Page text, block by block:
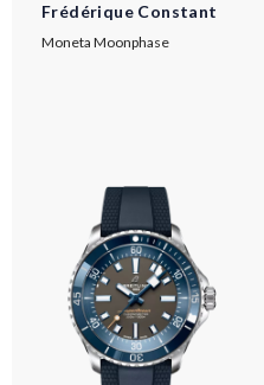
Frédérique Constant
Moneta Moonphase